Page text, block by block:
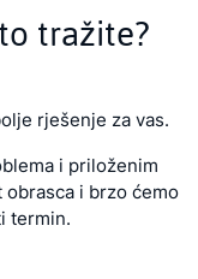
tražite?
rješenje za vas.
i priloženim
i brzo ćemo
termin.